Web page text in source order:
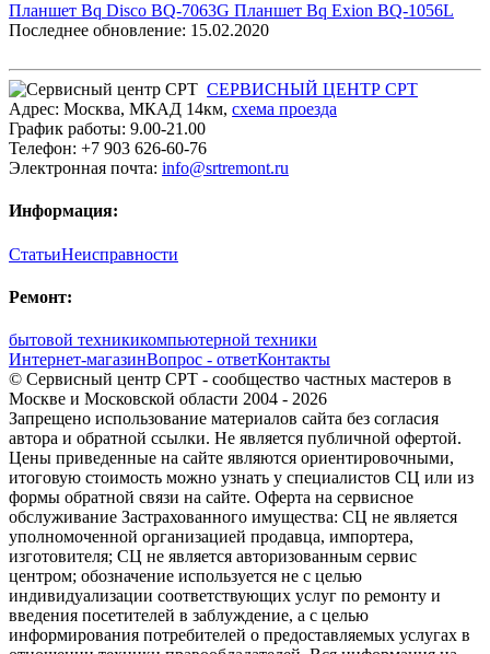
Планшет Bq Disco BQ-7063G Планшет Bq Exion BQ-1056L
Последнее обновление: 15.02.2020
СЕРВИСНЫЙ ЦЕНТР СРТ
Адрес: Москва, МКАД 14км, cхема проезда
График работы: 9.00-21.00
Телефон: +7 903 626-60-76
Электронная почта: info@srtremont.ru
Информация:
СтатьиНеисправности
Ремонт:
бытовой техникикомпьютерной техники
Интернет-магазинВопрос - ответКонтакты
© Сервисный центр СРТ - сообщество частных мастеров в
Москве и Московской области 2004 - 2026
Запрещено использование материалов сайта без согласия
автора и обратной ссылки. Не является публичной офертой.
Цены приведенные на сайте являются ориентировочными,
итоговую стоимость можно узнать у специалистов СЦ или из
формы обратной связи на сайте. Оферта на сервисное
обслуживание Застрахованного имущества: СЦ не является
уполномоченной организацией продавца, импортера,
изготовителя; СЦ не является авторизованным сервис
центром; обозначение используется не с целью
индивидуализации соответствующих услуг по ремонту и
введения посетителей в заблуждение, а с целью
информирования потребителей о предоставляемых услугах в